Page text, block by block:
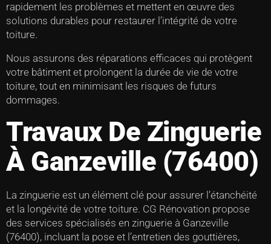
rapidement les problèmes et mettent en œuvre des
solutions durables pour restaurer l’intégrité de votre
toiture.
Nous assurons des réparations efficaces qui protègent
votre bâtiment et prolongent la durée de vie de votre
toiture, tout en minimisant les risques de futurs
dommages.
Travaux De Zinguerie
À Ganzeville (76400)
La zinguerie est un élément clé pour assurer l’étanchéité
et la longévité de votre toiture. CG Rénovation propose
des services spécialisés en zinguerie à Ganzeville
(76400), incluant la pose et l’entretien des gouttières,